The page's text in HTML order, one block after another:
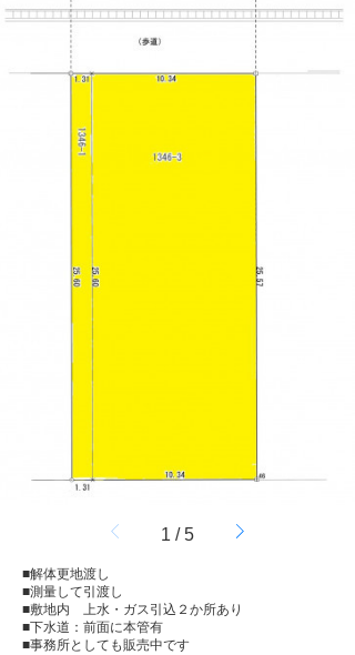
1 /5
■解体更地渡し
■測量して引渡し
■敷地内 上水・ガス引込２か所あり
■下水道：前面に本管有
■事務所としても販売中です